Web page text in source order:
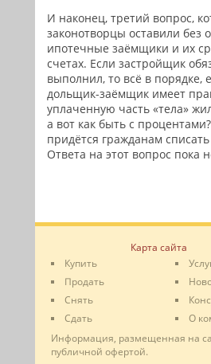
И наконец, третий вопрос,
законотворцы оставили без
ипотечные заёмщики и их
счетах. Если застройщик
выполнил, то всё в порядке,
дольщик-заёмщик имеет
уплаченную часть «тела»
а вот как быть с
придётся гражданам
Ответа на этот вопрос пока
Карта сайта
Купить
Продать
Снять
Сдать
О
Информация, размещенная на
публичной офертой.